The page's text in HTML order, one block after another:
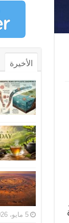
الأخيرة
5 مايو، 2026